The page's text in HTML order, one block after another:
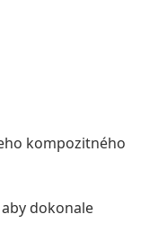
kompozitného
dokonale